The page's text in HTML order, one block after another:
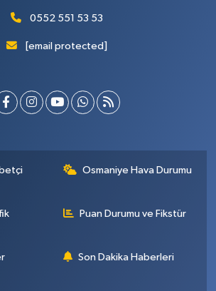
0552 551 53 53
[email protected]
Osmaniye Hava Durumu
Puan Durumu ve Fikstür
Son Dakika Haberleri